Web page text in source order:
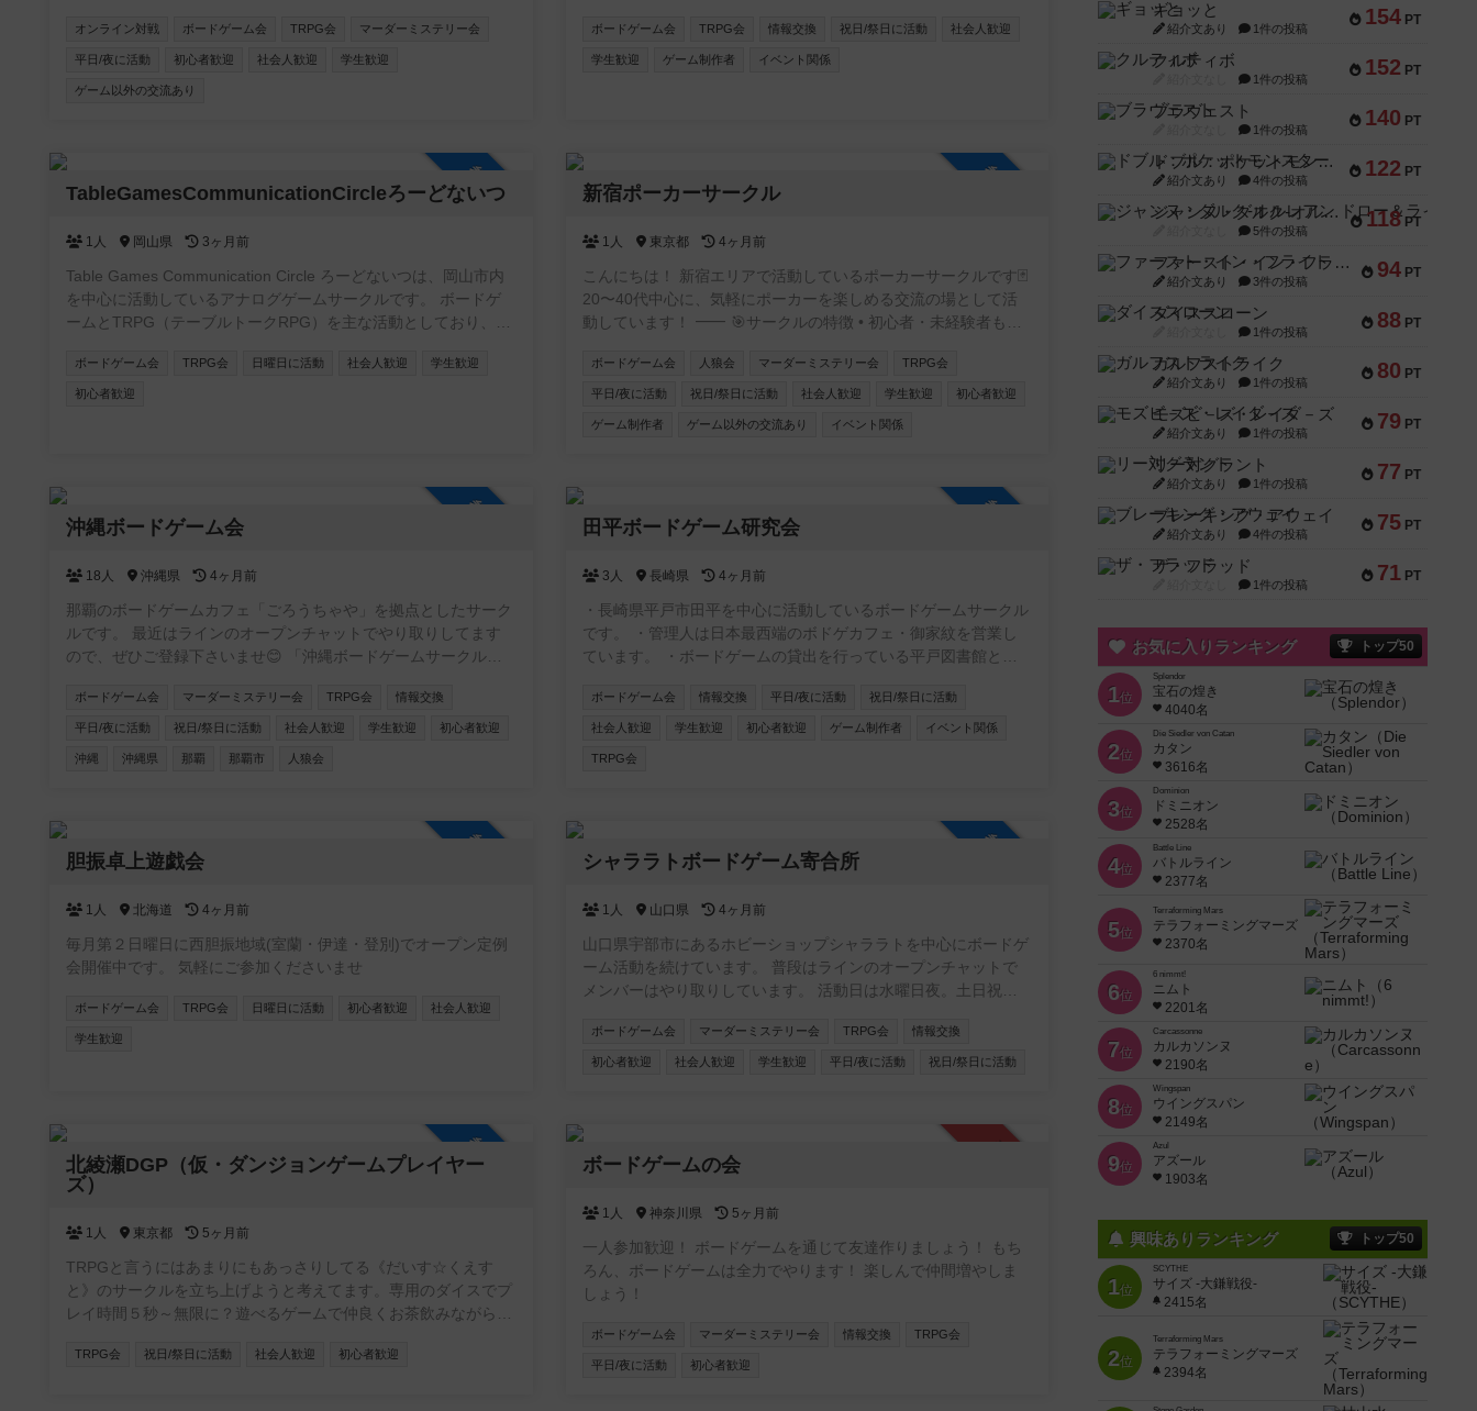
験者が多いです😄 事前にルールを読んで、自己紹介を書いて頂
いた方に入ってもらう形をとってます。 興味がありましたら、
オンライン対戦 ボードゲーム会 TRPG会 マーダーミステリー会
平日/夜に活動 初心者歓迎 社会人歓迎 学生歓迎
ゲーム以外の交流あり
ボードゲーム会 TRPG会 情報交換 祝日/祭日に活動 社会人歓迎
学生歓迎 ゲーム制作者 イベント関係
参加自由
TableGamesCommunicationCircleろーどないつ
1人 岡山県 3ヶ月前
Table Games Communication Circle ろーどないつは、岡山市内
を中心に活動しているアナログゲームサークルです。 ボードゲ
ームとTRPG（テーブルトークRPG）を主な活動としており、初
活動は日曜を中心に、ボードゲーム会を約2ヶ月ごと、TRPGの
定例会を月1回開催しています。 軽めのゲームからじっくり遊べ
ため、未経験の方でも気軽にご参加いただけます。 参加は自由
参加制で、都合の良いタイミングでの参加が可能です。 ボード
ゲームやTRPGを通じて、気軽に人とつながり、楽しい時間を共
掲載しています。 「ろーどないつ ブログ」で検索してご確認
ボードゲーム会 TRPG会 日曜日に活動 社会人歓迎 学生歓迎
初心者歓迎
新宿ポーカーサークル
1人 東京都 4ヶ月前
こんにちは！ 新宿エリアで活動しているポーカーサークルです🃏
20〜40代中心に、気軽にポーカーを楽しめる交流の場として活
動しています！ ⸻ 🎯サークルの特徴 • 初心者・未経験者も大
丁寧にサポートします✨ アプリでしかやったことない方も多く
来られます • 成績を自社開発したアプリで管理📊 自分の上達が
ボードゲーム会 人狼会 マーダーミステリー会 TRPG会
平日/夜に活動 祝日/祭日に活動 社会人歓迎 学生歓迎 初心者歓迎
ゲーム制作者 ゲーム以外の交流あり イベント関係
沖縄ボードゲーム会
18人 沖縄県 4ヶ月前
那覇のボードゲームカフェ「ごろうちゃや」を拠点としたサーク
ルです。 最近はラインのオープンチャットでやり取りしてます
ので、ぜひご登録下さいませ😊 「沖縄ボードゲームサークル
持ち始めた方 ・重ゲーが大好きな方 ・大人数で遊べる環境では
ない方 ・いろいろなゲームを遊びたい方 ・平日夜に時間をとれ
ボードゲーム会 マーダーミステリー会 TRPG会 情報交換
平日/夜に活動 祝日/祭日に活動 社会人歓迎 学生歓迎 初心者歓迎
沖縄 沖縄県 那覇 那覇市 人狼会
田平ボードゲーム研究会
3人 長崎県 4ヶ月前
・長崎県平戸市田平を中心に活動しているボードゲームサークル
です。 ・管理人は日本最西端のボドゲカフェ・御家紋を営業し
ています。 ・ボードゲームの貸出を行っている平戸図書館と共
ェGGさん でボドゲ会の開催 ・instagramアカウントはこちら↓
https://www.instagram.com/tabira_bg_lab/
ボードゲーム会 情報交換 平日/夜に活動 祝日/祭日に活動
社会人歓迎 学生歓迎 初心者歓迎 ゲーム制作者 イベント関係
TRPG会
胆振卓上遊戯会
1人 北海道 4ヶ月前
毎月第２日曜日に西胆振地域(室蘭・伊達・登別)でオープン定例
会開催中です。 気軽にご参加くださいませ
ボードゲーム会 TRPG会 日曜日に活動 初心者歓迎 社会人歓迎
学生歓迎
シャララトボードゲーム寄合所
1人 山口県 4ヶ月前
山口県宇部市にあるホビーショップシャララトを中心にボードゲ
ーム活動を続けています。 普段はラインのオープンチャットで
メンバーはやり取りしています。 活動日は水曜日夜。土日祝日
ボードゲーム会 マーダーミステリー会 TRPG会 情報交換
初心者歓迎 社会人歓迎 学生歓迎 平日/夜に活動 祝日/祭日に活動
参加自由
北綾瀬DGP（仮・ダンジョンゲームプレイヤー
ズ）
1人 東京都 5ヶ月前
TRPGと言うにはあまりにもあっさりしてる《だいす☆くえす
と》のサークルを立ち上げようと考えてます。専用のダイスでプ
レイ時間５秒～無限に？遊べるゲームで仲良くお茶飲みながらダ
簡単すぎるので初心者でもOKです。ある程度人数が集まり次
TRPG会 祝日/祭日に活動 社会人歓迎 初心者歓迎
ボードゲームの会
1人 神奈川県 5ヶ月前
一人参加歓迎！ ボードゲームを通じて友達作りましょう！ もち
ろん、ボードゲームは全力でやります！ 楽しんで仲間増やしま
しょう！
ボードゲーム会 マーダーミステリー会 情報交換 TRPG会
平日/夜に活動 初心者歓迎
154 PT
ギョッと
紹介文あり 1件の投稿
152 PT
クルティボ
1件の投稿
140 PT
ブラヴェスト
1件の投稿
122 PT
ドブル：ポケットモンスター
紹介文あり 4件の投稿
118 PT
ジャンヌ・ダルク-オルレアン ドロー＆ライト
5件の投稿
94 PT
ファースト・イン・フライト
紹介文あり 3件の投稿
88 PT
ダイススローン
1件の投稿
80 PT
ガルフストライク
紹介文あり 1件の投稿
79 PT
モズビ－ズ・レイダ－ズ
紹介文あり 1件の投稿
77 PT
リー対グラント
紹介文あり 1件の投稿
75 PT
ブレーキング・アウェイ
紹介文あり 4件の投稿
71 PT
ザ・フラッド
1件の投稿
お気に入りランキング トップ50
1位
Splendor
宝石の煌き
4040名
2位
Die Siedler von Catan
カタン
3616名
3位
Dominion
ドミニオン
2528名
4位
Battle Line
バトルライン
2377名
5位
Terraforming Mars
テラフォーミングマーズ
2370名
6位
6 nimmt!
ニムト
2201名
7位
Carcassonne
カルカソンヌ
2190名
8位
Wingspan
ウイングスパン
2149名
9位
Azul
アズール
1903名
興味ありランキング トップ50
1位
SCYTHE
サイズ -大鎌戦役-
2415名
2位
Terraforming Mars
テラフォーミングマーズ
2394名